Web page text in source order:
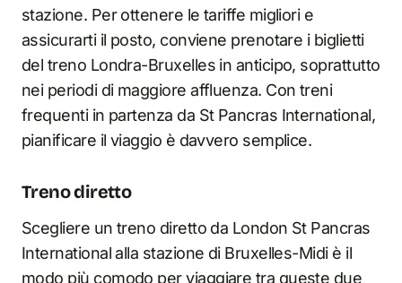
stazione. Per ottenere le tariffe migliori e
assicurarti il posto, conviene prenotare i biglietti
del treno Londra-Bruxelles in anticipo, soprattutto
nei periodi di maggiore affluenza. Con treni
frequenti in partenza da St Pancras International,
pianificare il viaggio è davvero semplice.
Treno diretto
Scegliere un treno diretto da London St Pancras
International alla stazione di Bruxelles-Midi è il
modo più comodo per viaggiare tra queste due